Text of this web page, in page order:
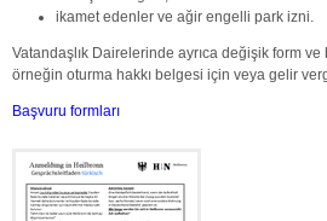
ikamet edenler ve ağir engelli park izni.
Vatandaşlık Dairelerinde ayrıca değişik form
örneğin oturma hakkı belgesi için veya gelir
Başvuru formları